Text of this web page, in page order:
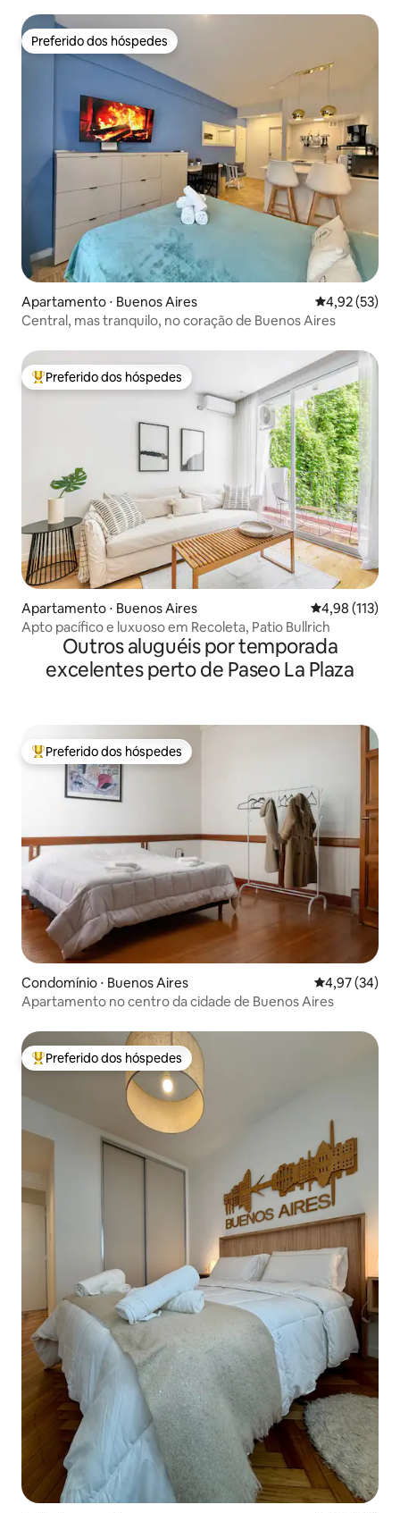
Preferido dos hóspedes
Preferido dos hóspedes
Apartamento ⋅ Buenos Aires 4,92 de uma
4,92 (53)
Central, mas tranquilo, no coração de Buenos Aires
Entre os melhores preferidos dos hóspedes
Preferido dos hóspedes
Apartamento ⋅ Buenos Aires 4,98 de uma
4,98 (113)
Apto pacífico e luxuoso em Recoleta, Patio Bullrich
Outros aluguéis por temporada
excelentes perto de Paseo La Plaza
Entre os melhores preferidos dos hóspedes
Preferido dos hóspedes
Condomínio ⋅ Buenos Aires 4,97 de uma
4,97 (34)
Apartamento no centro da cidade de Buenos Aires
Entre os melhores preferidos dos hóspedes
Preferido dos hóspedes